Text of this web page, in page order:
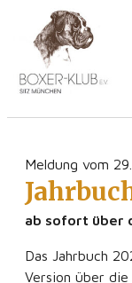
Meldung vom
ab sofort über
Das Jahrbuch
Version über